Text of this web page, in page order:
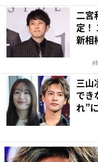
二宮
定！
新相
三山
でき
れ”